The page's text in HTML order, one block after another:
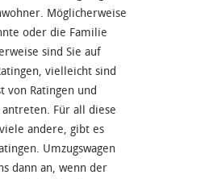
Möglicherweise
oder die Familie
sind Sie auf
vielleicht sind
von Ratingen und
antreten. Für all diese
andere, gibt es
Umzugswagen
dann an, wenn der